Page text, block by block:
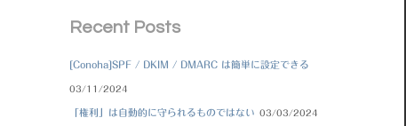
Recent Posts
[Conoha]SPF / DKIM / DMARC は簡単に設定できる
03/11/2024
「権利」は自動的に守られるものではない 03/03/2024